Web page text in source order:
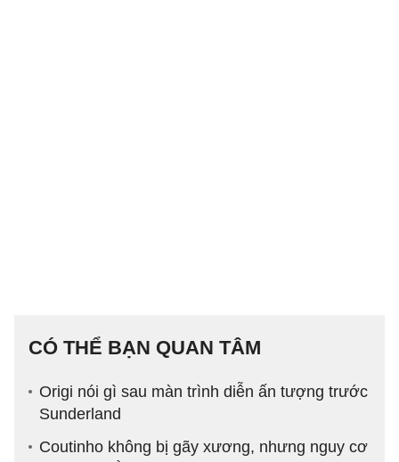
CÓ THỂ BẠN QUAN TÂM
Origi nói gì sau màn trình diễn ấn tượng trước
Sunderland
Coutinho không bị gãy xương, nhưng nguy cơ